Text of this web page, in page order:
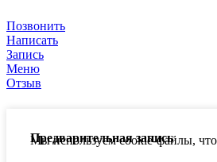
Мы используем cookie-файлы,
Позвонить
Написать
Запись
Меню
Отзыв
Предварительная запись